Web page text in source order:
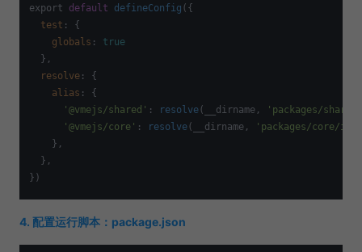
export default defineConfig ({
test : {
globals : true
  },
resolve : {
alias : {
'@vmejs/shared' : resolve(__dirname,
'packages/
'@vmejs/core' : resolve(__dirname,
'packages/core/
    },
  },
4. 配置运行脚本：package.json